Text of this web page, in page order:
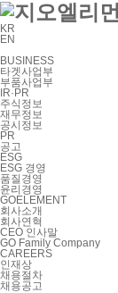
KR
EN
BUSINESS
타겟사업부
부품사업부
IR·PR
주식정보
재무정보
공시정보
PR
공고
ESG
ESG 경영
품질경영
윤리경영
GOELEMENT
회사소개
회사연혁
CEO 인사말
GO Family Company
CAREERS
인재상
채용절차
채용공고